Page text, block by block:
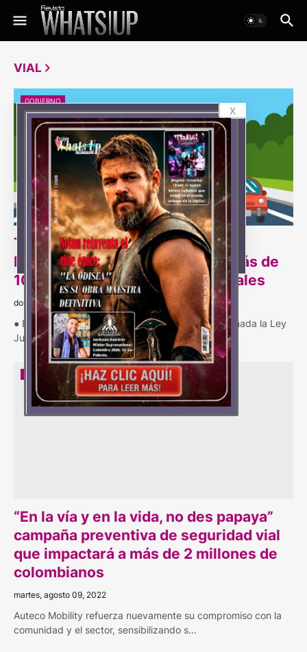
VIAL
GOBIERNO
Terminando el 2023, el Gobierno
Potencia de la Vida deploraría más de
10 mil muertos por siniestros viales
domingo, julio 09, 2023
● En octubre de 2022, a tres (3) meses de sancionada la Ley
Julián Esteban, el saliente Minist…
ACTUALIDAD
“En la vía y en la vida, no des papaya”
campaña preventiva de seguridad vial
que impactará a más de 2 millones de
colombianos
martes, agosto 09, 2022
Auteco Mobility refuerza nuevamente su compromiso con la
comunidad y el sector, sensibilizando s…
x